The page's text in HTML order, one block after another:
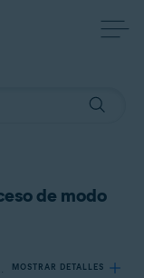
de modo
Free Antivirus MOSTRAR DETALLES